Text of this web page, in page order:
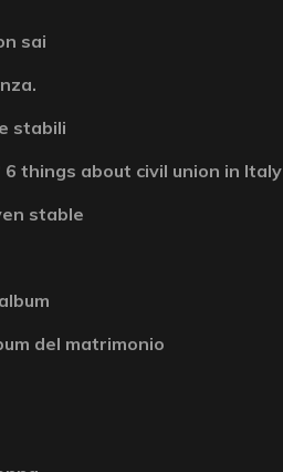
sai
stabili
things about civil union in Italy
stable
del matrimonio